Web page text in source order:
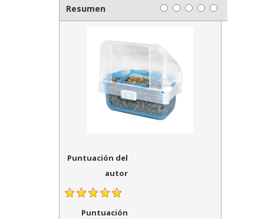
Resumen
Puntuación del
autor
Puntuación